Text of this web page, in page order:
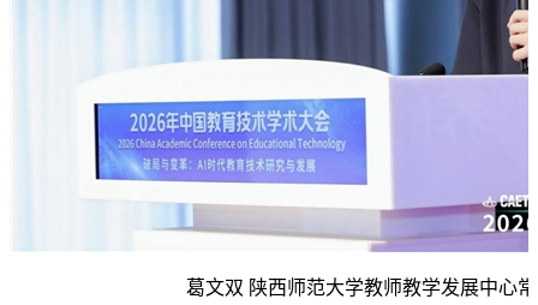
葛文双 陕西师范大学教师教学发展中心